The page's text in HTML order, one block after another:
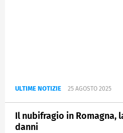
ULTIME NOTIZIE 25 AGOSTO 2025
Il nubifragio in Romagna,
danni